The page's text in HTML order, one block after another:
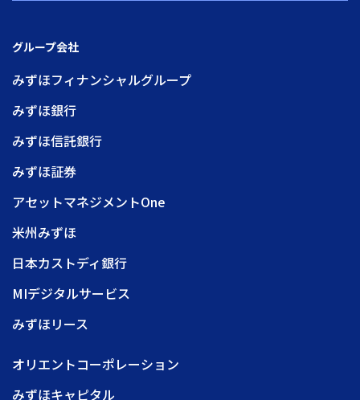
グループ会社
みずほフィナンシャルグループ
みずほ銀行
みずほ信託銀行
みずほ証券
アセットマネジメントOne
米州みずほ
日本カストディ銀行
MIデジタルサービス
みずほリース
オリエントコーポレーション
みずほキャピタル